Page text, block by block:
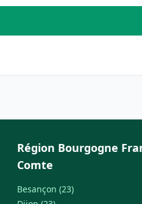
Région Bourgogne
Comte
Besançon (23)